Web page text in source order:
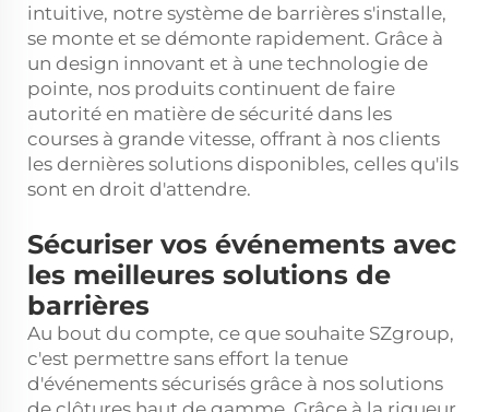
intuitive, notre système de barrières s'installe,
se monte et se démonte rapidement. Grâce à
un design innovant et à une technologie de
pointe, nos produits continuent de faire
autorité en matière de sécurité dans les
courses à grande vitesse, offrant à nos clients
les dernières solutions disponibles, celles qu'ils
sont en droit d'attendre.
Sécuriser vos événements avec
les meilleures solutions de
barrières
Au bout du compte, ce que souhaite SZgroup,
c'est permettre sans effort la tenue
d'événements sécurisés grâce à nos solutions